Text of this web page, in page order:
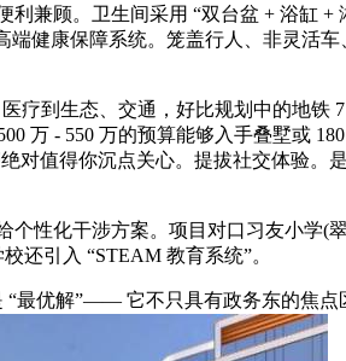
兼顾。卫生间采用 “双台盆 + 浴缸
健康保障系统。笼盖行人、非灵活
生态、交通，好比规划中的地铁
万 - 550 万的预算能够入手叠墅或
对值得你沉点关心。提拔社交体验
化干涉方案。项目对口习友小学(
还引入 “STEAM 教育系统”。
优解”—— 它不只具有政务东的焦点